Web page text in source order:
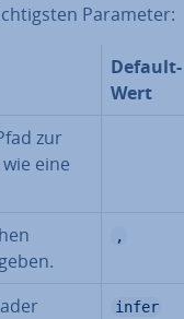
Parameter:
Default-
Wert
zur
eine
,
infer